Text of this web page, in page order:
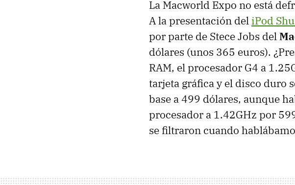
La Macworld Expo no está
A la presentación del iPod
por parte de Stece Jobs del
dólares (unos 365 euros).
RAM, el procesador G4 a
tarjeta gráfica y el disco duro
base a 499 dólares, aunque
procesador a 1.42GHz por
se filtraron cuando